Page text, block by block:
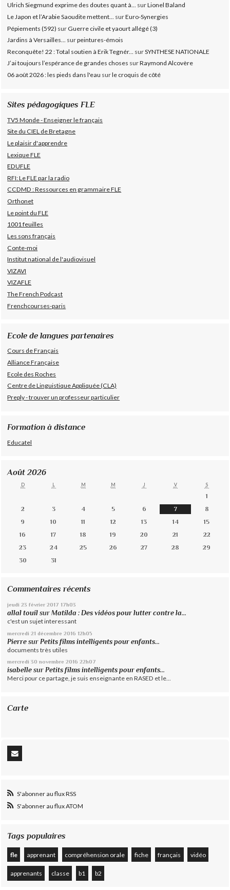
Ulrich Siegmund exprime des doutes quant à... surLionel Baland
Le Japon et l’Arabie Saoudite mettent...
surEuro-Synergies
Pépiements (592) surGuerre civile et yaourt allégé (3)
Jardins à Versailles... surpeintures-émois
Reconquête! 22 : Total soutien à Erik Tegnér...
surSYNTHESE NATIONALE
J’ai toujours l’espérance de grandes choses surRaymond Alcovère
06 août 2026 : les pieds dans l'eau surle croquis de côté
Sites pédagogiques FLE
TV5 Monde - Enseigner le français
Site du CIEL de Bretagne
Le plaisir d'apprendre
Lexique FLE
EDUFLE
RFI: Le FLE par la radio
CCDMD : Ressources en grammaire FLE
Orthonet
Le point du FLE
1001 feuilles
Les sons français
Conte-moi
Institut national de l'audiovisuel
VIZAVI
VIZAFLE
The French Podcast
Frenchcourses-paris
Ecole de langues partenaires
Cours de Français
Alliance Française
Ecole des Roches
Centre de Linguistique Appliquée (CLA)
Preply - trouver un professeur particulier
Formation à distance
Educatel
Août 2026
D L M M J V S
1
2
3 4 5 6 7
8
9
10 11 12 13 14
15
16
17 18 19 20 21
22
23
24 25 26 27 28
29
30
31
Commentaires récents
jeudi 23 février 2017 17h03
allal touil surMatilda : Des vidéos pour lutter contre la...
c'est un sujet interessant
mercredi 21 décembre 2016 12h05
Pierre surPetits films intelligents pour enfants...
documents très utiles
mercredi 30 novembre 2016 22h07
isabelle surPetits films intelligents pour enfants...
Merci pour ce partage, je suis enseignante en RASED et le...
Carte
S'abonner au flux RSS
S'abonner au flux ATOM
Tags populaires
fle apprenant compréhension orale fiche français vidéo
apprenants classe b1 b2